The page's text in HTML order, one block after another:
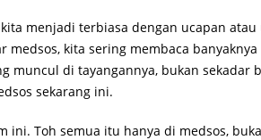
menjadi terbiasa dengan ucapan
medsos, kita sering membaca
muncul di tayangannya, bukan sekadar
sekarang ini.
Toh semua itu hanya di medsos,